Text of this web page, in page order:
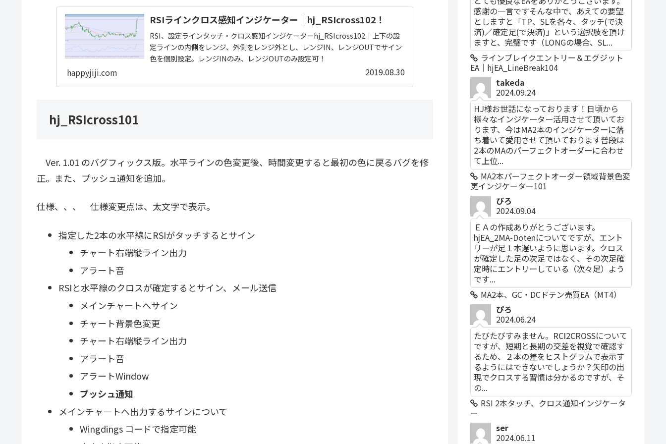
RSIラインクロス感知インジケーター｜hj_RSIcross102！
RSI、設定ラインタッチ・クロス感知インジケーターhj_RSIcross102｜上下の設
定ラインの内側をレンジ、外側をレンジ外とし、レンジIN、レンジOUTでサイン
色を個別設定。レンジINのみ、レンジOUTのみ設定可！
happyjiji.com 2019.08.30
hj_RSIcross101
Ver. 1.01 のバグフィックス版。水平ラインの色変更後、時間変更すると最初の色に戻るバグを修
正。また、プッシュ通知を追加。
仕様、、、 仕様変更点は、太文字で表示。
指定した2本の水平線にRSIがタッチするとサイン
チャート右端縦ライン出力
アラート音
RSIと水平線のクロスが確定するとサイン、メール送信
メインチャートへサイン
チャート背景色変更
チャート右端縦ライン出力
アラート音
アラートWindow
プッシュ通知
メインチャ―トへ出力するサインについて
Wingdings コードで指定可能
感謝の一言ですそんな中で、あえての要望
としますと「TP、SLを各々、タッチ(で決
済)／確定足(で決済)」という選択肢を頂け
ますと、完璧です（LONGの場合、SL...
ラインブレイクエントリー＆エグジット
EA｜hjEA_LineBreak104
takeda
2024.09.24
HJ様お世話になっております！日頃から
様々なインジケーター活用させて頂いてお
ります、今はMA2本のインジケーターに落
ち着いて愛用させて頂いております普段は
2本のMAのパーフェクトオーダーに合わせ
て上位...
MA2本パーフェクトオーダー領域背景色変
更インジケーター101
ぴろ
2024.09.04
ＥＡの作成ありがとうございます。
hjEA_2MA-Dotenについてですが、エント
リーが足１本遅いように思います。クロス
が確定した足の次足ではなく、その次足確
定時にエントリーしている（次々足）よう
です...
MA2本、GC・DCドテン売買EA（MT4）
ぴろ
2024.06.24
たびたびすみません。RCI2CROSSについて
ですが、短期と長期の交差を視覚で確認す
るため、２本の差をヒストグラムで表示す
るようにはできないでしょうか？矢印の出
現でクロスする習慣は分かるのですが、そ
の...
RSI 2本タッチ、クロス通知インジケータ
ー
ser
2024.06.11